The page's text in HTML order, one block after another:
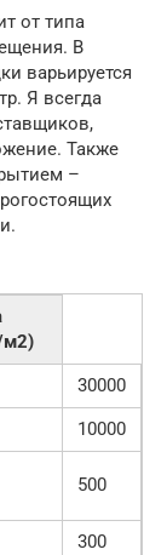
от типа
В
варьируется
Я всегда
Также
–
м2)
30000
10000
500
300